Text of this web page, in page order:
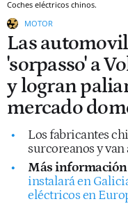
Coches eléctricos chinos.
MOTOR
Las
'sorpasso' a
y logran
mercado
Los fabricantes
surcoreanos y van
Más información
instalará en
eléctricos en